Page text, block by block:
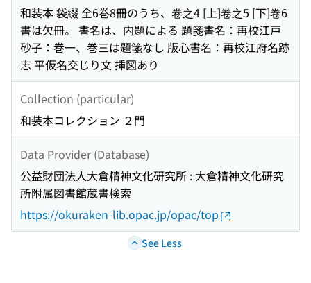
和装本 袋綴 全6巻8冊のうち、卷之4 [上]卷之5 [下]卷6
書は欠冊。 書名は、内題による 題箋書名：再校江戸
砂子：巻一、巻三は題箋なし 版心書名：再校江府名跡
志 平仮名交じり文 挿図あり
Collection (particular)
和装本コレクション ２門
Data Provider (Database)
公益財団法人大倉精神文化研究所 : 大倉精神文化研究
所附属図書館蔵書検索
https://okuraken-lib.opac.jp/opac/top
See Less